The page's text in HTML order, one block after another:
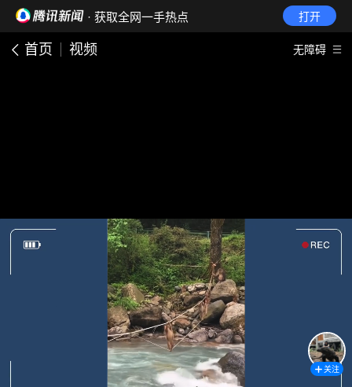
· 获取全网一手热点 打开
首页 视频 无障碍
关注